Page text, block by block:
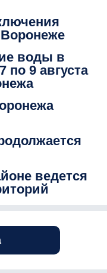
воды в
по 9 августа
ведется